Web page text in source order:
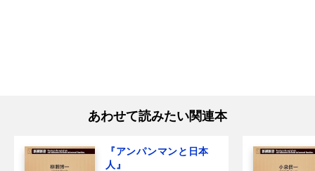
あわせて読みたい関連本
『アンパンマンと日本
人』